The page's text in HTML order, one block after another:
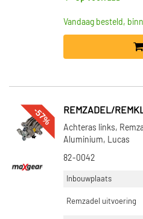
Vandaag besteld,
-57% REMZADEL/
Achteras links,
Aluminium, Lucas
82-0042
Inbouwplaats
Remzadel uitvoering